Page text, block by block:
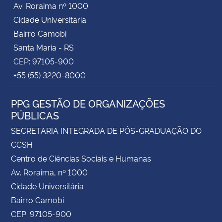
Secretaria-Geral
Secretaria de Governo
Gabinete de Segurança Institucional
Advocacia-Geral da União
Banco Central do Brasil
Planalto
Av. Roraima nº 1000
Cidade Universitária
Bairro Camobi
Santa Maria - RS
CEP: 97105-900
+55 (55) 3220-8000
PPG GESTÃO DE ORGANIZAÇÕES
PÚBLICAS
SECRETARIA INTEGRADA DE PÓS-GRADUAÇÃO DO
CCSH
Centro de Ciências Sociais e Humanas
Av. Roraima, nº 1000
Cidade Universitária
Bairro Camobi
CEP: 97105-900